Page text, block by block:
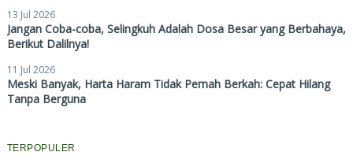
13 Jul 2026
Jangan Coba-coba, Selingkuh Adalah Dosa Besar yang Berbahaya,
Berikut Dalilnya!
11 Jul 2026
Meski Banyak, Harta Haram Tidak Pernah Berkah: Cepat Hilang
Tanpa Berguna
TERPOPULER